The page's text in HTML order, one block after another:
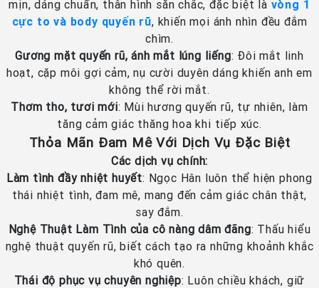
mịn, dáng chuẩn, thân hình săn chắc, đặc biệt là vòng 1
cực to và body quyến rũ, khiến mọi ánh nhìn đều đắm
chìm.
Gương mặt quyến rũ, ánh mắt lúng liếng: Đôi mắt linh
hoạt, cặp môi gợi cảm, nụ cười duyên dáng khiến anh em
không thể rời mắt.
Thơm tho, tươi mới: Mùi hương quyến rũ, tự nhiên, làm
tăng cảm giác thăng hoa khi tiếp xúc.
Thỏa Mãn Đam Mê Với Dịch Vụ Đặc Biệt
Các dịch vụ chính:
Làm tình đầy nhiệt huyết: Ngọc Hân luôn thể hiện phong
thái nhiệt tình, đam mê, mang đến cảm giác chân thật,
say đắm.
Nghệ Thuật Làm Tình của cô nàng dâm đãng: Thấu hiểu
nghệ thuật quyến rũ, biết cách tạo ra những khoảnh khắc
khó quên.
Thái độ phục vụ chuyên nghiệp: Luôn chiều khách, giữ